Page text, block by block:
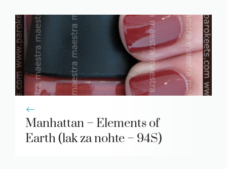
Manhattan – Elements of
Earth (lak za nohte – 94S)